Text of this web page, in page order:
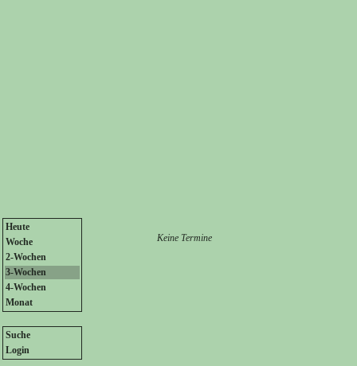
Heute
Woche
2-Wochen
3-Wochen
4-Wochen
Monat
Suche
Login
Keine Termine